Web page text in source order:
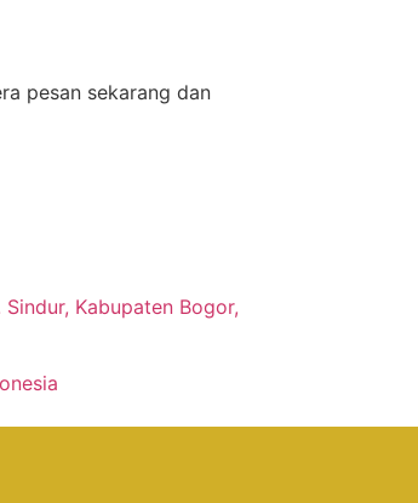
pesan sekarang dan
Kabupaten Bogor,